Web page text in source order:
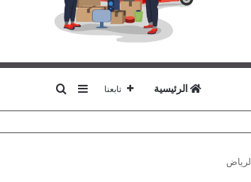
الرئيسية تابعنا إضافة عمود جانبي
بحث عن